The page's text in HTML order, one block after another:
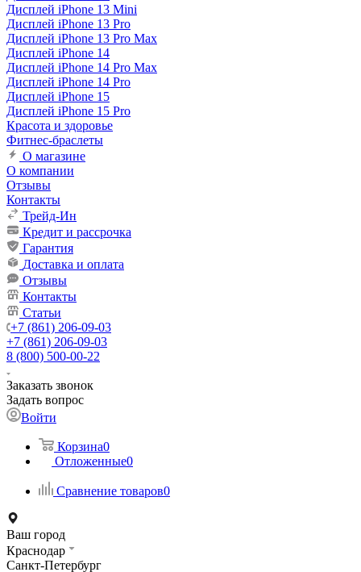
Дисплей iPhone 13 Mini
Дисплей iPhone 13 Pro
Дисплей iPhone 13 Pro Max
Дисплей iPhone 14
Дисплей iPhone 14 Pro Max
Дисплей iPhone 14 Pro
Дисплей iPhone 15
Дисплей iPhone 15 Pro
Красота и здоровье
Фитнес-браслеты
О магазине
О компании
Отзывы
Контакты
Трейд-Ин
Кредит и рассрочка
Гарантия
Доставка и оплата
Отзывы
Контакты
Статьи
+7 (861) 206-09-03
+7 (861) 206-09-03
8 (800) 500-00-22
Заказать звонок
Задать вопрос
Войти
Корзина0
Отложенные0
Сравнение товаров0
Ваш город
Краснодар
Санкт-Петербург